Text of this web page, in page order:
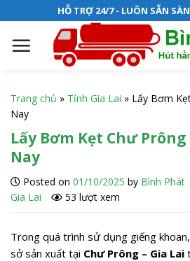
k
HỖ TRỢ 24/7 - LUÔN SẴN
Trang chủ » Tỉnh Gia Lai » Lấy Bơm
Nay
Lấy Bơm Kẹt Chư
Nay
Posted on 01/10/2025 by Bình Phát
Gia Lai
53 lượt xem
Trong quá trình sử dụng giếng
sở sản xuất tại Chư Prông – Gia Lai